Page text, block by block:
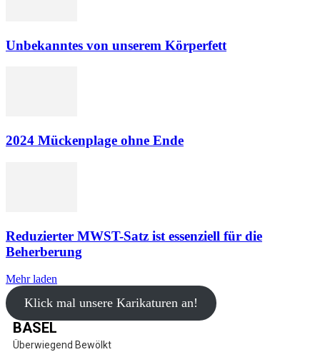
Unbekanntes von unserem Körperfett
2024 Mückenplage ohne Ende
Reduzierter MWST-Satz ist essenziell für die
Beherberung
Mehr laden
Klick mal unsere Karikaturen an!
BASEL
Überwiegend Bewölkt